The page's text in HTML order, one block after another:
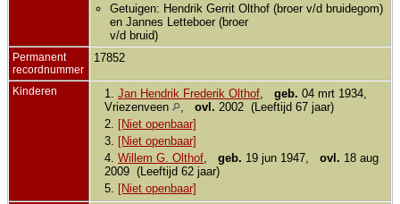
Getuigen: Hendrik Gerrit Olthof (broer v/d bruidegom)
en Jannes Letteboer (broer
v/d bruid)
Permanent
recordnummer
17852
Kinderen 1. Jan Hendrik Frederik Olthof geb. 04 mrt 1934,
Vriezenveen
ovl. 2002 (Leeftijd 67 jaar)
2.
[Niet openbaar]
3.
[Niet openbaar]
4. Willem G. Olthof geb. 19 jun 1947, ovl. 18 aug
2009 (Leeftijd 62 jaar)
5.
[Niet openbaar]